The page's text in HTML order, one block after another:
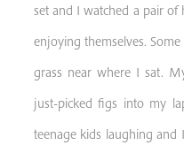
set and I watched a pair
enjoying themselves.
grass near where I sat.
just-picked figs into my
teenage kids laughing